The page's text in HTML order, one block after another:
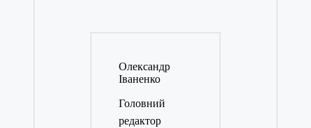
Олександр
Іваненко
Головний
редактор